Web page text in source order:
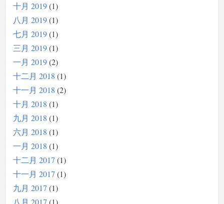
十月 2019 1
八月 2019 1
七月 2019 1
三月 2019 1
一月 2019 2
十二月 2018 1
十一月 2018 2
十月 2018 1
九月 2018 1
六月 2018 1
一月 2018 1
十二月 2017 1
十一月 2017 1
九月 2017 1
八月 2017 1